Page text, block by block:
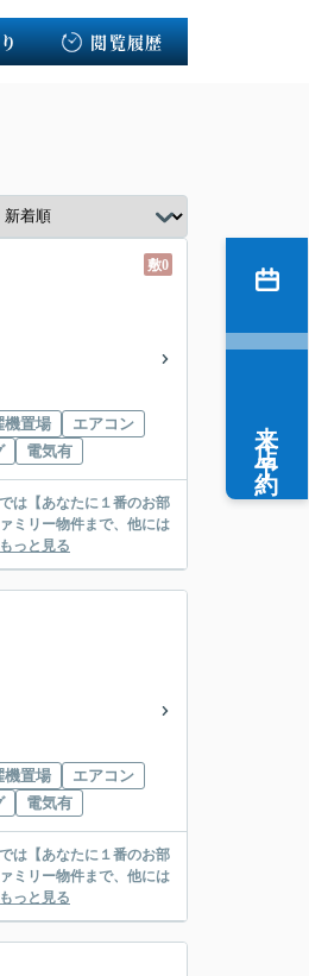
閲覧履歴
敷0
機置場
エアコン
電気有
もっと見る
機置場
エアコン
電気有
もっと見る
来店予約